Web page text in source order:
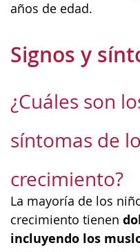
años de edad.
Signos y
¿Cuáles son
síntomas de
crecimiento?
La mayoría de los
crecimiento tienen
incluyendo los